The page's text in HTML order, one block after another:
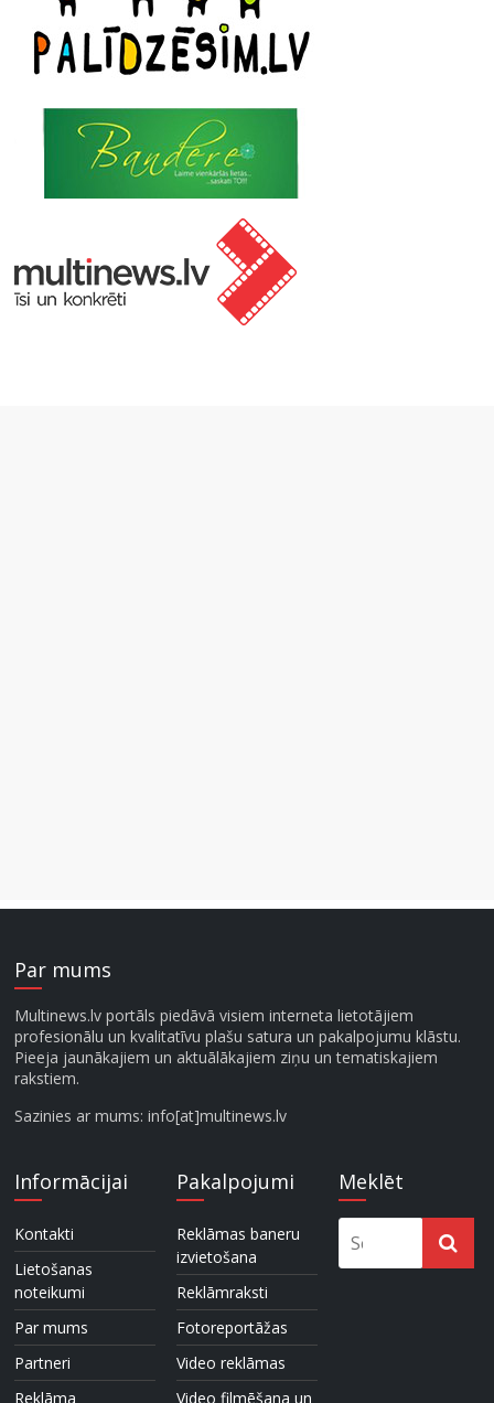
Par mums
Multinews.lv portāls piedāvā visiem interneta lietotājiem
profesionālu un kvalitatīvu plašu satura un pakalpojumu klāstu.
Pieeja jaunākajiem un aktuālākajiem ziņu un tematiskajiem
rakstiem.
Sazinies ar mums: info[at]multinews.lv
Informācijai
Kontakti
Lietošanas
noteikumi
Par mums
Partneri
Reklāma
Pakalpojumi
Reklāmas baneru
izvietošana
Reklāmraksti
Fotoreportāžas
Video reklāmas
Video filmēšana un
Meklēt